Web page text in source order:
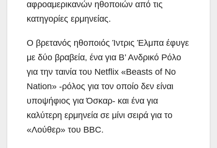
αφροαμερικανών ηθοποιών από τις
κατηγορίες ερμηνείας.
Ο βρετανός ηθοποιός Ίντρις Έλμπα έφυγε
με δύο βραβεία, ένα για Β’ Ανδρικό Ρόλο
για την ταινία του Netflix «Beasts of No
Nation» -ρόλος για τον οποίο δεν είναι
υποψήφιος για Όσκαρ- και ένα για
καλύτερη ερμηνεία σε μίνι σειρά για το
«Λούθερ» του BBC.